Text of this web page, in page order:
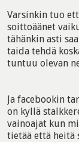
Varsinkin tuo
soittoäänet
tähänkin asti
taida tehdä
tuntuu olevan
Ja facebookin
on kyllä
vainoajat kun
tietää että heitä